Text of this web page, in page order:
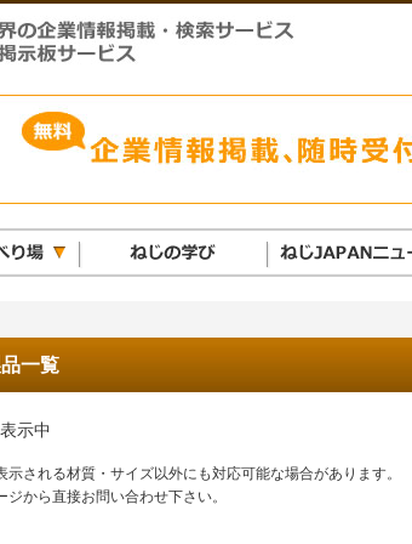
一覧
示中
される材質・サイズ以外にも対応可能な場合があります。
から直接お問い合わせ下さい。